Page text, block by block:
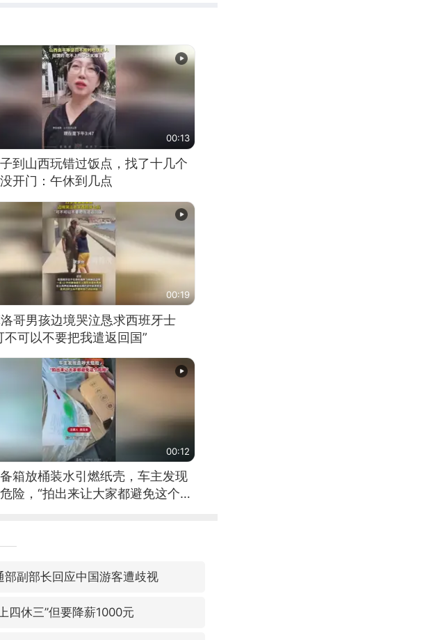
00:13
到山西玩错过饭点，找了十几个
开门：午休到几点
00:19
哥男孩边境哭泣恳求西班牙士
不可以不要把我遣返回国”
00:12
箱放桶装水引燃纸壳，车主发现
险，“拍出来让大家都避免这个危
部副部长回应中国游客遭歧视
四休三”但要降薪1000元